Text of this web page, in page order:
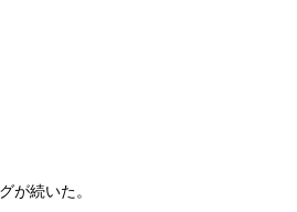
が続いた。